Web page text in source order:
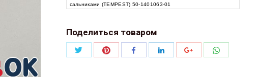
сальниками (TEMPEST) 50-1401063-01
Поделиться товаром
ПоделитьсяПоделитьсяПоделитьсяПоделитьсяПоделитьсяПоделиться